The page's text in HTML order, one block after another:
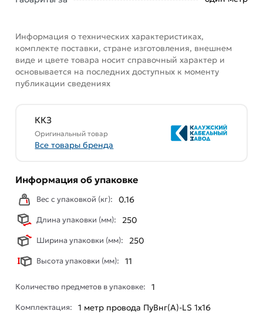
обязательно).
Информация о технических характеристиках,
комплекте поставки, стране изготовления, внешнем
виде и цвете товара носит справочный характер и
основывается на последних доступных к моменту
публикации сведениях
ККЗ
Оригинальный товар
Все товары бренда
Информация об упаковке
Вес с упаковкой (кг): 0.16
Длина упаковки (мм): 250
Ширина упаковки (мм): 250
Высота упаковки (мм): 11
Количество предметов в упаковке: 1
Комплектация: 1 мeтр провода ПуВнг(А)-LS 1х16